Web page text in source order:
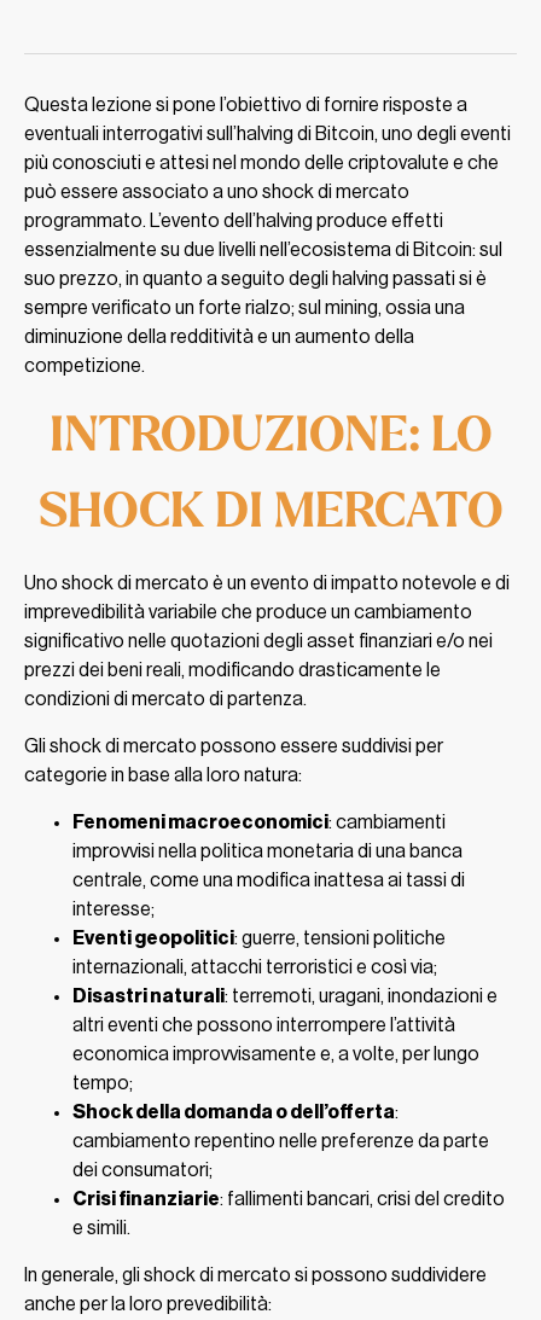
Questa lezione si pone l’obiettivo di fornire risposte a
eventuali interrogativi sull’halving di Bitcoin, uno degli eventi
più conosciuti e attesi nel mondo delle criptovalute e che
può essere associato a uno shock di mercato
programmato. L’evento dell’halving produce effetti
essenzialmente su due livelli nell’ecosistema di Bitcoin: sul
suo prezzo, in quanto a seguito degli halving passati si è
sempre verificato un forte rialzo; sul mining, ossia una
diminuzione della redditività e un aumento della
competizione.
INTRODUZIONE: LO
SHOCK DI MERCATO
Uno shock di mercato è un evento di impatto notevole e di
imprevedibilità variabile che produce un cambiamento
significativo nelle quotazioni degli asset finanziari e/o nei
prezzi dei beni reali, modificando drasticamente le
condizioni di mercato di partenza.
Gli shock di mercato possono essere suddivisi per
categorie in base alla loro natura:
Fenomeni macroeconomici: cambiamenti
improvvisi nella politica monetaria di una banca
centrale, come una modifica inattesa ai tassi di
interesse;
Eventi geopolitici: guerre, tensioni politiche
internazionali, attacchi terroristici e così via;
Disastri naturali: terremoti, uragani, inondazioni e
altri eventi che possono interrompere l’attività
economica improvvisamente e, a volte, per lungo
tempo;
Shock della domanda o dell’offerta:
cambiamento repentino nelle preferenze da parte
dei consumatori;
Crisi finanziarie: fallimenti bancari, crisi del credito
e simili.
In generale, gli shock di mercato si possono suddividere
anche per la loro prevedibilità: